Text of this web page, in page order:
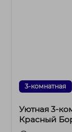
3-комнатная
Уютная 3-
Красный